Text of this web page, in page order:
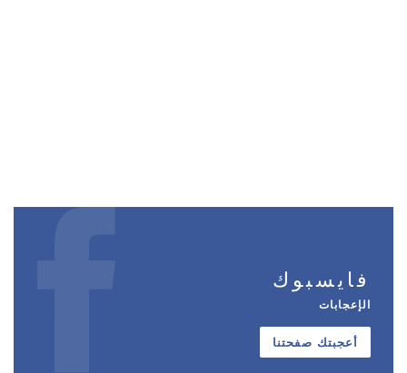
فايسبوك
الإعجابات
أعجبتك صفحتنا